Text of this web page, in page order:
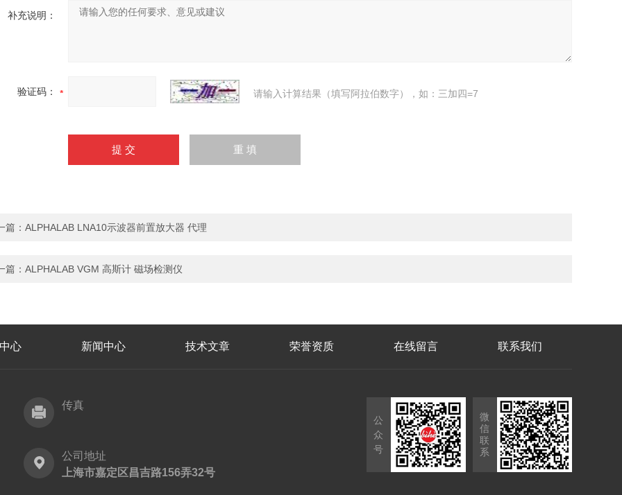
补充说明：
验证码： 请输入计算结果（填写阿拉伯数字），如：三加四=7
篇： ALPHALAB LNA10示波器前置放大器 代理
篇： ALPHALAB VGM 高斯计 磁场检测仪
心 新闻中心 技术文章 荣誉资质 在线留言 联系我们
传真
公司地址
上海市嘉定区昌吉路156弄32号
公
众
号
微
信
联
系